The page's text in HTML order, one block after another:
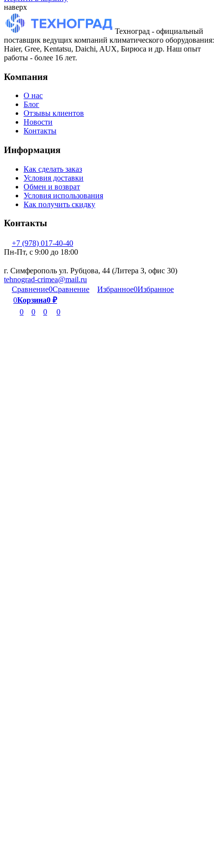
наверх
Техноград - официальный
поставщик ведущих компаний климатического оборудования:
Haier, Gree, Kentatsu, Daichi, AUX, Бирюса и др. Наш опыт
работы - более 16 лет.
Компания
О нас
Блог
Отзывы клиентов
Новости
Контакты
Информация
Как сделать заказ
Условия доставки
Обмен и возврат
Условия использования
Как получить скидку
Контакты
+7 (978) 017-40-40
Пн-Пт, c 9:00 до 18:00
г. Симферополь ул. Рубцова, 44 (Литера З, офис 30)
tehnograd-crimea@mail.ru
Сравнение0Сравнение Избранное0Избранное
0Корзина0 ₽
0
0 0 0